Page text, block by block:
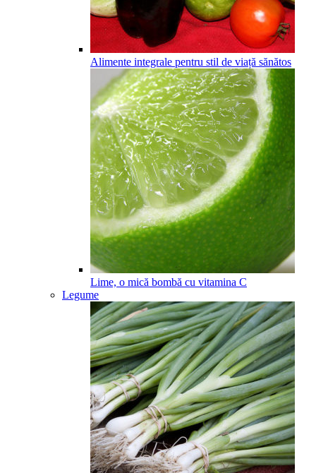
Alimente integrale pentru stil de viață sănătos
Lime, o mică bombă cu vitamina C
Legume